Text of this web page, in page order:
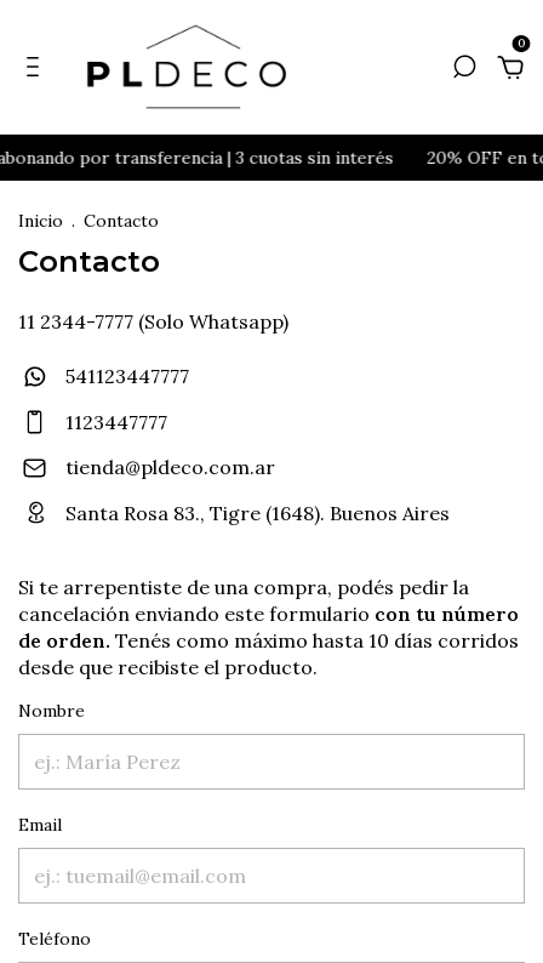
0
por transferencia | 3 cuotas sin interés 20% OFF en
Inicio . Contacto
Contacto
11 2344-7777 (Solo Whatsapp)
541123447777
1123447777
tienda@pldeco.com.ar
Santa Rosa 83., Tigre (1648). Buenos Aires
Si te arrepentiste de una compra, podés pedir la
cancelación enviando este formulario con tu número
de orden. Tenés como máximo hasta 10 días corridos
desde que recibiste el producto.
Nombre
Email
Teléfono